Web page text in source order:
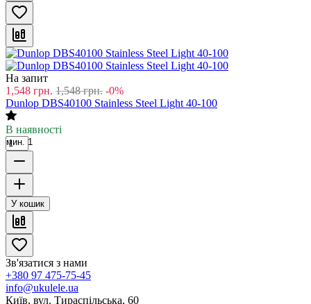
На запит
1,548 грн. 1,548 грн. -0%
Dunlop DBS40100 Stainless Steel Light 40-100
В наявності
мин. 1
У кошик
Зв'язатися з нами
+380 97 475-75-45
info@ukulele.ua
Київ, вул. Тираспільська, 60